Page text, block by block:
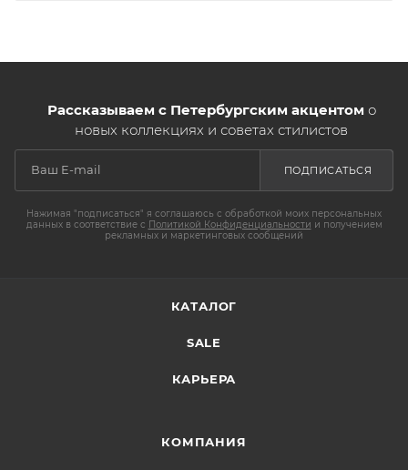
Рассказываем с Петербургским акцентом о
новых коллекциях и советах стилистов
ПОДПИСАТЬСЯ
Нажимая "подписаться" я соглашаюсь с обработкой моих персональных
данных в соответствие с Политикой Конфиденциальности и получением
рекламных и маркетинговых сообщений
КАТАЛОГ
SALE
КАРЬЕРА
КОМПАНИЯ